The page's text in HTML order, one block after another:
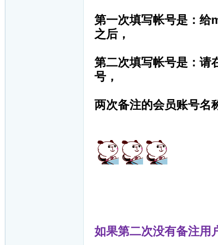
第一次填写帐号是：给
之后，
第二次填写帐号是：请
号，
两次备注的会员账号名
如果第二次没有备注用